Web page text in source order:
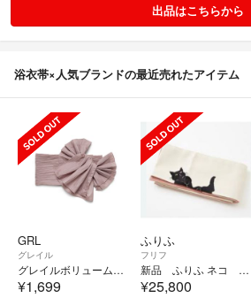
出品はこちらから
浴衣帯×人気ブランドの最近売れたアイテム
GRL
グレイル
グレイルボリューム華やか しわ兵児帯 くすみピンクの作り帯兵児帯（アレンジ自在）
¥1,699
ふりふ
フリフ
新品 ふりふ ネコ 猫 半巾帯 ごろん猫 ホワイト 黒猫 赤裏地 浴衣
¥25,800